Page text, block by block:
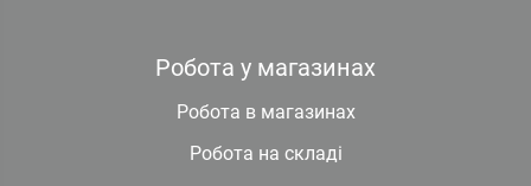
Робота у магазинах
Робота в магазинах
Робота на складі